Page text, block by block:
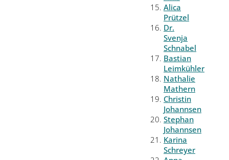
Alica
Prützel
Dr.
Svenja
Schnabel
Bastian
Leimkühler
Nathalie
Mathern
Christin
Johannsen
Stephan
Johannsen
Karina
Schreyer